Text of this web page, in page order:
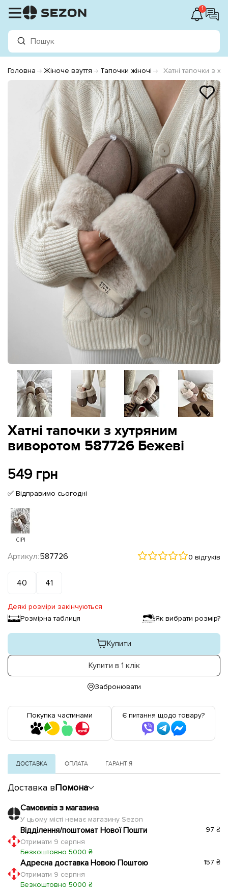
1
Головна Жіноче взуття Тапочки жіночі Хатні тапочки з
Хатні тапочки з хутряним
виворотом 587726 Бежеві
549 грн
✅ Відправимо сьогодні
СІРІ
Артикул:587726 0 відгуків
40 41
Деякі розміри закінчуються
Розмірна таблиця
Як вибрати розмір?
Купити
Купити в 1 клік
Забронювати
Покупка частинами Є питання щодо товару?
ДОСТАВКА ОПЛАТА ГАРАНТІЯ
Доставка вПомона
Самовивіз з магазина
У цьому місті немає магазину Sezon
Відділення/поштомат Нової Пошти
Отримати 9 серпня
Безкоштовно 5000 ₴
97 ₴
Адресна доставка Новою Поштою
Отримати 9 серпня
Безкоштовно 5000 ₴
157 ₴